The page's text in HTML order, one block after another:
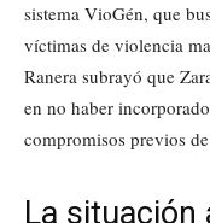
sistema VioGén, que
víctimas de violencia
Ranera subrayó que
en no haber
compromisos previos
La situación